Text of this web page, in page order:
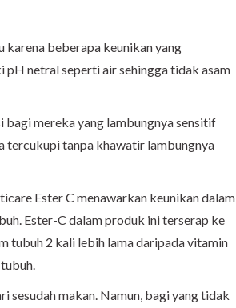
beberapa keunikan yang
netral seperti air sehingga tidak asam
bagi mereka yang lambungnya sensitif
tercukupi tanpa khawatir lambungnya
Ester C menawarkan keunikan dalam
Ester-C dalam produk ini terserap ke
tubuh 2 kali lebih lama daripada vitamin
sesudah makan. Namun, bagi yang tidak